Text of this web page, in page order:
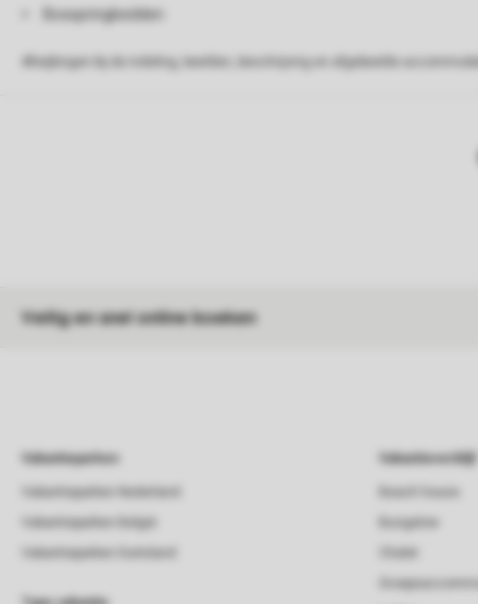
Boxspringbedden
Veilig en snel online boeken
Vakantieparken Vakantieverblijf